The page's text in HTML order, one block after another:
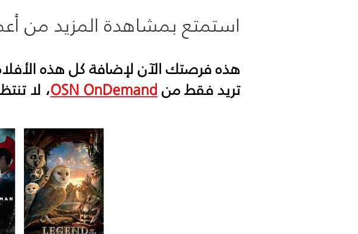
استمتع بمشاهدة المزيد من
هذه فرصتك الآن لإضافة كل هذه
تريد فقط منOSN OnDemand، لا